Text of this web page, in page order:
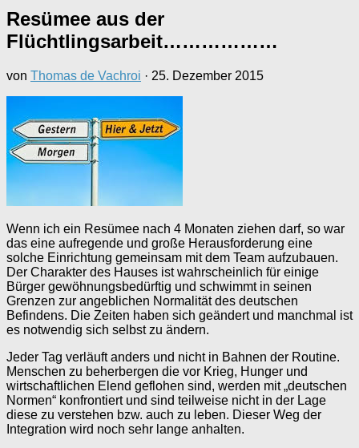
Resümee aus der
Flüchtlingsarbeit………………
von Thomas de Vachroi · 25. Dezember 2015
Wenn ich ein Resümee nach 4 Monaten ziehen darf, so war
das eine aufregende und große Herausforderung eine
solche Einrichtung gemeinsam mit dem Team aufzubauen.
Der Charakter des Hauses ist wahrscheinlich für einige
Bürger gewöhnungsbedürftig und schwimmt in seinen
Grenzen zur angeblichen Normalität des deutschen
Befindens. Die Zeiten haben sich geändert und manchmal ist
es notwendig sich selbst zu ändern.
Jeder Tag verläuft anders und nicht in Bahnen der Routine.
Menschen zu beherbergen die vor Krieg, Hunger und
wirtschaftlichen Elend geflohen sind, werden mit „deutschen
Normen“ konfrontiert und sind teilweise nicht in der Lage
diese zu verstehen bzw. auch zu leben. Dieser Weg der
Integration wird noch sehr lange anhalten.